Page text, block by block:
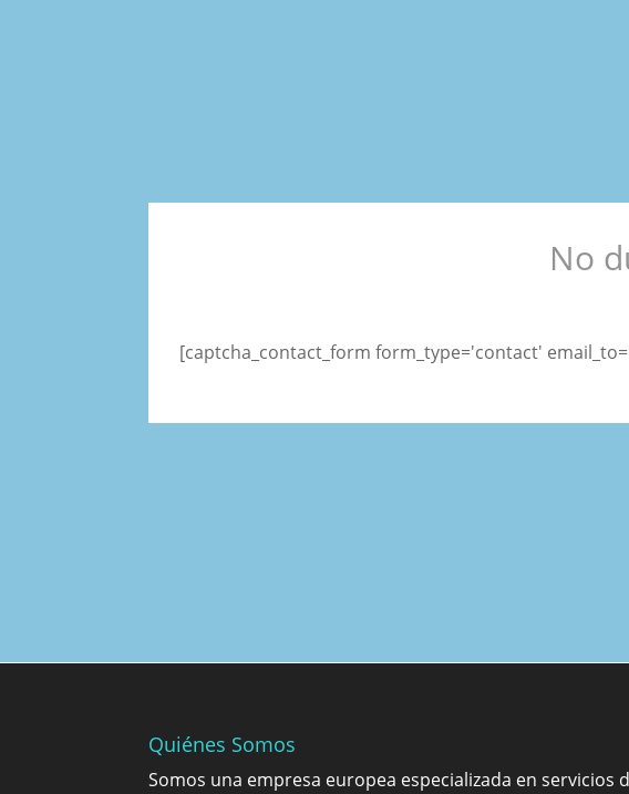
No
[captcha_contact_form form_type='contact'
Quiénes Somos
Somos una empresa europea especializada en servicios